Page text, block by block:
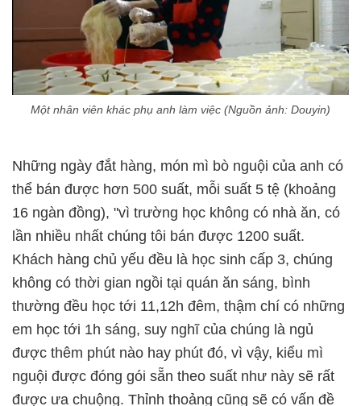
Một nhân viên khác phụ anh làm việc (Nguồn ảnh: Douyin)
Những ngày đắt hàng, món mì bò nguội của anh có
thể bán được hơn 500 suất, mỗi suất 5 tệ (khoảng
16 ngàn đồng), "vì trường học không có nhà ăn, có
lần nhiều nhất chúng tôi bán được 1200 suất.
Khách hàng chủ yếu đều là học sinh cấp 3, chúng
không có thời gian ngồi tại quán ăn sáng, bình
thường đều học tới 11,12h đêm, thậm chí có những
em học tới 1h sáng, suy nghĩ của chúng là ngủ
được thêm phút nào hay phút đó, vì vậy, kiểu mì
nguội được đóng gói sẵn theo suất như này sẽ rất
được ưa chuộng. Thỉnh thoảng cũng sẽ có vấn đề